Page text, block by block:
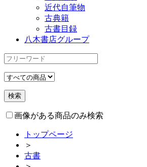
近代自筆物
古典籍
古書目録
八木書店グループ
画像がある商品のみ検索
トップページ
＞
古書